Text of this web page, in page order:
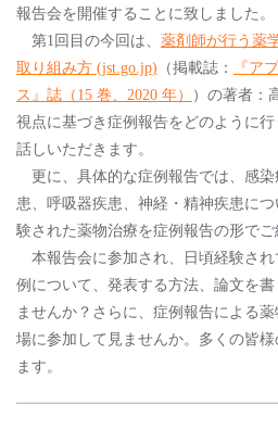
報告会を開催することに致しました。
第1回目の今回は、 薬剤師が⾏う薬
取り組み⽅ (jst.go.jp) （掲載誌：
『ア
ス』誌（15 巻、2020 年）
）の著者：
視点に基づき症例報告をどのように
話しいただきます。
更に、具体的な症例報告では、感
患、呼吸器疾患、神経・精神疾患に
験された薬物治療を症例報告の形でご
本報告会に参加され、⽇頃経験され
例について、発表する⽅法、論⽂を
ませんか？さらに、症例報告による
場に参加して⾒ませんか。多くの皆
ます。